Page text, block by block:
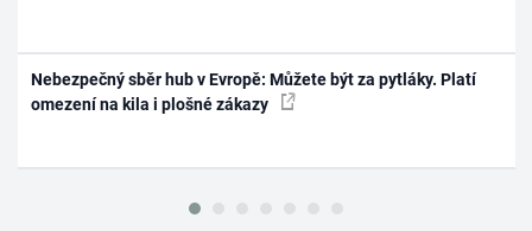
Nebezpečný sběr hub v Evropě: Můžete být za pytláky. Platí
omezení na kila i plošné zákazy